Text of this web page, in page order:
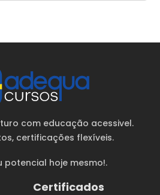
com educação acessivel.
, certificações flexíveis.
potencial hoje mesmo!.
Certificados